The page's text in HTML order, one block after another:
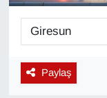
Paylaş
Diğer
DÜNYA